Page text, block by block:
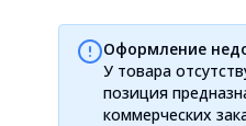
Оформление
У товара
позиция
коммерческих